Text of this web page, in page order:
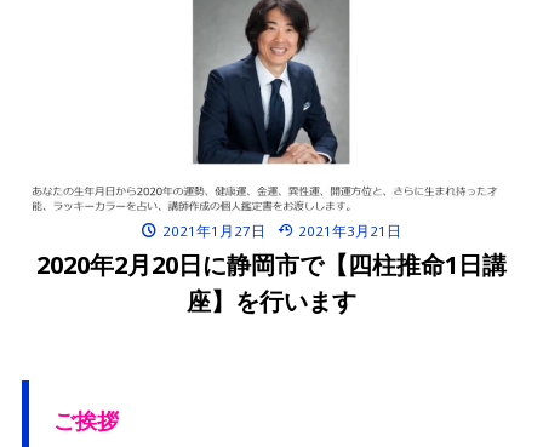
2021年1月27日 2021年3月21日
2020年2月20日に静岡市で【四柱推命1日講
座】を行います
ご挨拶